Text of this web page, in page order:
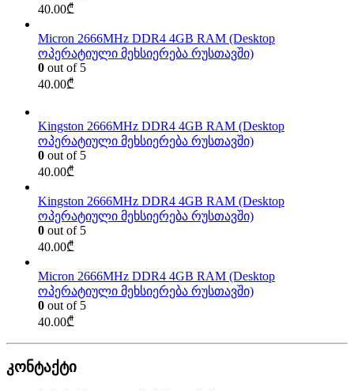
40.00₾
Micron 2666MHz DDR4 4GB RAM (Desktop
ოპერატიული მეხსიერება რუსთავში)
0 out of 5
40.00₾
Kingston 2666MHz DDR4 4GB RAM (Desktop
ოპერატიული მეხსიერება რუსთავში)
0 out of 5
40.00₾
Kingston 2666MHz DDR4 4GB RAM (Desktop
ოპერატიული მეხსიერება რუსთავში)
0 out of 5
40.00₾
Micron 2666MHz DDR4 4GB RAM (Desktop
ოპერატიული მეხსიერება რუსთავში)
0 out of 5
40.00₾
კონტაქტი